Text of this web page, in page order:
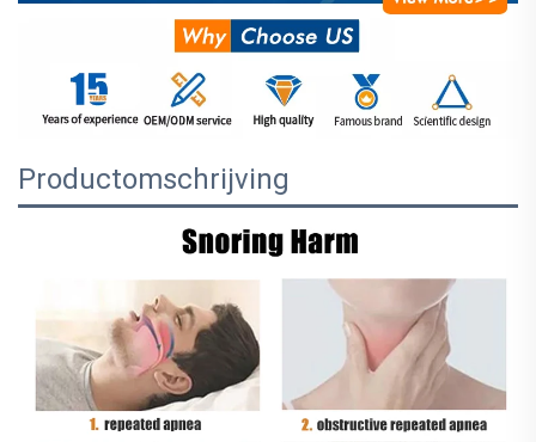
Productomschrijving